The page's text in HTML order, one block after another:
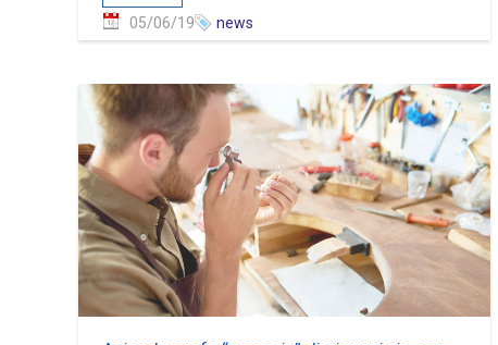
05/06/19 news